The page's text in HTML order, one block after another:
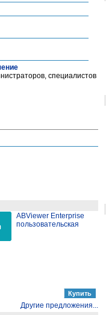
специалистов
ABViewer Enterprise
пользовательская
Другие предложения...